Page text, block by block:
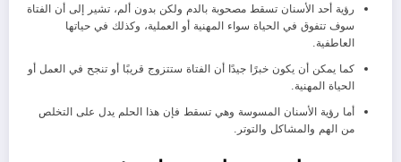
رؤية أحد الأسنان تسقط مصحوبة بالدم ولكن بدون ألم، تشير إلى أن الفتاة
سوف تتفوق في الحياة سواء المهنية أو العملية، وكذلك في حياتها
العاطفية.
كما يمكن أن يكون خبرًا جيدًا أن الفتاة ستتزوج قريبًا أو تنجح في العمل أو
الحياة المهنية.
أما رؤية الأسنان المسوسة وهي تسقط فإن هذا الحلم يدل على التخلص
من الهم والمشاكل والتوتر.